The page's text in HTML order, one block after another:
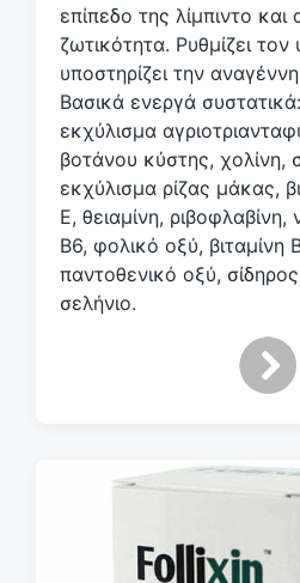
επίπεδο της λίμπιντο και
ζωτικότητα. Ρυθμίζει τον
υποστηρίζει την
Βασικά ενεργά
εκχύλισμα
βοτάνου κύστης, χολίνη,
εκχύλισμα ρίζας μάκας,
Ε, θειαμίνη, ριβοφλαβίνη,
Β6, φολικό οξύ, βιταμίνη
παντοθενικό οξύ,
σελήνιο.